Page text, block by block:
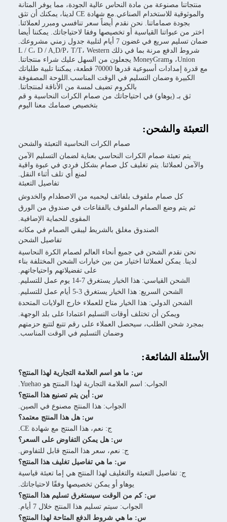
منتجاتنا مصنوعة من مادة النحاس عالية الجودة، مما يوفر المتانة
والموثوقية للاستخدام الصناعي.مع شهادة CE لدينا، يمكنك أن تثق
بجودة صماماتنا. نحن نقدم أيضاً سعر تنافسي ومبرر لعملائنا.
اختر من عبواتنا القياسية أو تخصيصها وفقا لاحتياجاتك. يمكننا أيضا
ضمان تسليم سريع في غضون 7 أيام لتلبية جدول زمني مشروعك.
شروط الدفع مرنة بما في ذلك L / C، D / A,D/P، T/T، Western
Union، وMoneyGram يجعلون من السهل عليك شراء منتجاتنا.
مع قدرة إمدادات أسبوعية قدرها 70000 قطعة، يمكننا تلبية طلباتك
الكبيرة وضمان التسليم في الوقت المناسب.اللوحة المصفوفة
بالكروم تضيف لمسة من الأناقة لمنتجاتنا.
ثق بـ (يوهاو) في احتياجاتك من صمام الكرات النحاسية و قم
بتخصيص صمامك معنا اليوم
التعبئة والشحن:
صمام الكرات النحاسية التعبئة والشحن
يتم تعبئة صمام الكرات النحاسي بعناية لضمان التسليم الآمن
والآمن لعملائنا. يتم تغليف كل صمام بشكل فردي في عبوة واقية
لمنع أي تلف أثناء النقل.
تفاصيل التعبئة
كل صمام ملفوف بلفائف ليحميه من الاصطدام والخدوش
ثم يتم وضع الصمام الملفوف بالفقاعات في صندوق من الورق
المقوى للحماية الإضافية.
الصندوق مغلق بالشريط ليبقي الصمام في مكانه
تفاصيل الشحن
نحن نقدم الشحن في جميع أنحاء العالم لصمام الكرة النحاسية
لدينا. يمكن لعملائنا اختيار من بين خيارات الشحن المختلفة بناء
على تفضيلاتهم واحتياجاتهم.
الشحن القياسي: هذا الخيار يستغرق 7-14 يوم عمل للتسليم.
الشحن السريع: هذا الخيار يستغرق 3-5 أيام عمل للتسليم.
الشحن الدولي: هذا الخيار متاح للعملاء خارج الولايات المتحدة
ويمكن أن تختلف أوقات التسليم اعتمادا على بلد الوجهة.
بمجرد شحن الطلب، سيحصل العملاء على رقم تتبع لتتبع حزمتهم
وضمان التسليم في الوقت المناسب.
الأسئلة الشائعة:
س: ما هو اسم العلامة التجارية لهذا المنتج؟
الجواب: اسم العلامة التجارية لهذا المنتج هو Yuehao.
س: أين يتم تصنيع هذا المنتج؟
الجواب: هذا المنتج مصنوع في الصين.
س: هل هذا المنتج معتمد؟
ج: نعم، هذا المنتج مع شهادة CE.
س: هل يمكن التفاوض على السعر؟
ج: نعم، سعر هذا المنتج قابل للتفاوض.
س: ما هي تفاصيل تغليف هذا المنتج؟
ج: تفاصيل التعبئة والتغليف لهذا المنتج هي إما تعبئة قياسية
يوهاو أو يمكن تخصيصها وفقًا لاحتياجاتك.
س: كم من الوقت سيستغرق تسليم هذا المنتج؟
الجواب: سيتم تسليم هذا المنتج خلال 7 أيام.
س: ما هي شروط الدفع المتاحة لهذا المنتج؟